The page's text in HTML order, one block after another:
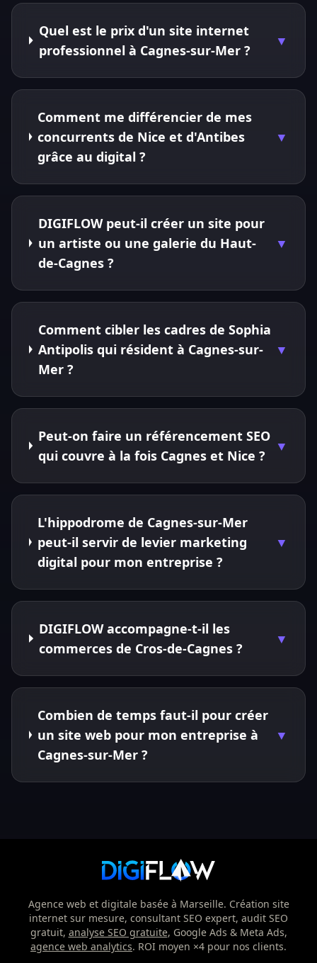
Quel est le prix d'un site internet
professionnel à Cagnes-sur-Mer ?
▼
Comment me différencier de mes
concurrents de Nice et d'Antibes
grâce au digital ?
▼
DIGIFLOW peut-il créer un site pour
un artiste ou une galerie du Haut-
de-Cagnes ?
▼
Comment cibler les cadres de Sophia
Antipolis qui résident à Cagnes-sur-
Mer ?
▼
Peut-on faire un référencement SEO
qui couvre à la fois Cagnes et Nice ?
▼
L'hippodrome de Cagnes-sur-Mer
peut-il servir de levier marketing
digital pour mon entreprise ?
▼
DIGIFLOW accompagne-t-il les
commerces de Cros-de-Cagnes ?
▼
Combien de temps faut-il pour créer
un site web pour mon entreprise à
Cagnes-sur-Mer ?
▼
Agence web et digitale basée à Marseille. Création site
internet sur mesure, consultant SEO expert, audit SEO
gratuit, analyse SEO gratuite, Google Ads & Meta Ads,
agence web analytics. ROI moyen ×4 pour nos clients.